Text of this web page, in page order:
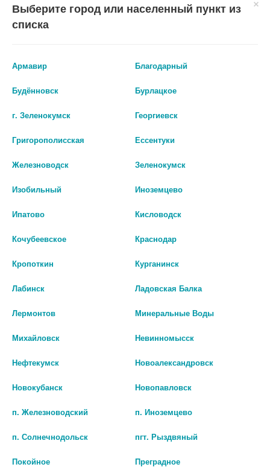
Показать все ...
Аналоги по действию
САНКСАМИК 500МГ N30
МЭЗ/
208
В КОРЗИНУ
Выберите город или населенный пункт из
списка
Армавир Благодарный
Будённовск Бурлацкое
г. Зеленокумск Георгиевск
Григорополисская Ессентуки
Железноводск Зеленокумск
Изобильный Иноземцево
Ипатово Кисловодск
Кочубеевское Краснодар
Кропоткин Курганинск
Лабинск Ладовская Балка
Лермонтов Минеральные Воды
Михайловск Невинномысск
Нефтекумск Новоалександровск
Новокубанск Новопавловск
п. Железноводский п. Иноземцево
п. Солнечнодольск пгт. Рыздвяный
Покойное Преградное